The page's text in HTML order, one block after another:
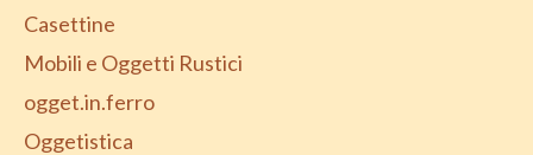
Casettine
Mobili e Oggetti Rustici
ogget.in.ferro
Oggetistica